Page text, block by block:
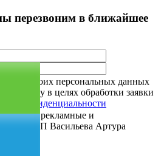
перезвоним в ближайшее
моих персональных данных
в целях обработки заявки
конфиденциальности
рекламные и
от ИП Васильева Артура
email.